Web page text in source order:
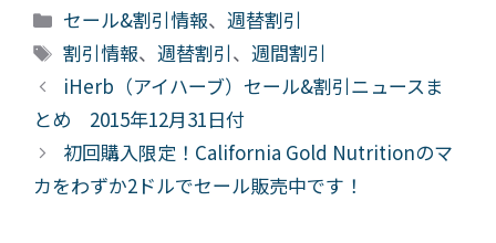
カ
テ
ゴ
リ
ー
セール&割引情報、週替割引
タ
グ
割引情報、週替割引、週間割引
iHerb（アイハーブ）セール&割引ニュースま
とめ 2015年12月31日付
初回購入限定！California Gold Nutritionのマ
カをわずか2ドルでセール販売中です！